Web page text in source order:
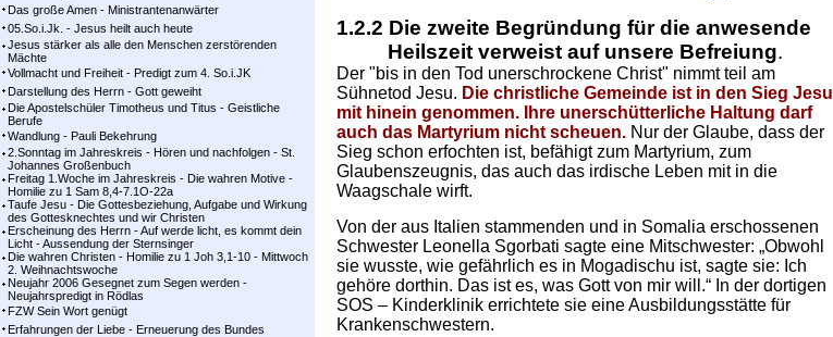
Das große Amen - Ministrantenanwärter
05.So.i.Jk. - Jesus heilt auch heute
Jesus stärker als alle den Menschen zerstörenden
Mächte
Vollmacht und Freiheit - Predigt zum 4. So.i.JK
Darstellung des Herrn - Gott geweiht
Die Apostelschüler Timotheus und Titus - Geistliche
Berufe
Wandlung - Pauli Bekehrung
2.Sonntag im Jahreskreis - Hören und nachfolgen - St.
Johannes Großenbuch
Freitag 1.Woche im Jahreskreis - Die wahren Motive -
Homilie zu 1 Sam 8,4-7.1O-22a
Taufe Jesu - Die Gottesbeziehung, Aufgabe und Wirkung
des Gottesknechtes und wir Christen
Erscheinung des Herrn - Auf werde licht, es kommt dein
Licht - Aussendung der Sternsinger
Die wahren Christen - Homilie zu 1 Joh 3,1-10 - Mittwoch
2. Weihnachtswoche
Neujahr 2006 Gesegnet zum Segen werden -
Neujahrspredigt in Rödlas
FZW Sein Wort genügt
Erfahrungen der Liebe - Erneuerung des Bundes
1.2.2 Die zweite Begründung für die anwesende
Heilszeit verweist auf unsere Befreiung.
Der "bis in den Tod unerschrockene Christ" nimmt teil am
Sühnetod Jesu. Die christliche Gemeinde ist in den Sieg Jesu
mit hinein genommen.
Ihre unerschütterliche Haltung darf
auch das Martyrium nicht scheuen. Nur der Glaube, dass der
Sieg schon erfochten ist, befähigt zum Martyrium, zum
Glaubenszeugnis, das auch das irdische Leben mit in die
Waagschale wirft.
Von der aus Italien stammenden und in Somalia erschossenen
Schwester Leonella Sgorbati sagte eine Mitschwester: „Obwohl
sie wusste, wie gefährlich es in Mogadischu ist, sagte sie: Ich
gehöre dorthin. Das ist es, was Gott von mir will.“ In der dortigen
SOS – Kinderklinik errichtete sie eine Ausbildungsstätte für
Krankenschwestern.